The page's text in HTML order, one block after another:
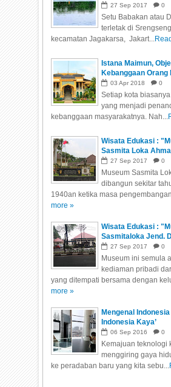
27 Sep 2017 0
Setu Babakan atau
terletak di
kecamatan Jagakarsa, Jakart...
Istana Maimun,
Kebanggaan Orang
03 Apr 2018 0
Setiap kota
yang menjadi
kebanggaan masyarakatnya. Nah...
Wisata Edukasi :
Sasmita Loka
Bisu Peristiwa G 30
27 Sep 2017 0
Museum Sasmita
dibangun sekitar
1940an ketika masa pengembangan
more »
Wisata Edukasi :
Sasmitaloka Jend.
Nasution, Saksi
30 S/PKI"
27 Sep 2017 0
Museum ini semula
kediaman pribadi
yang ditempati bersama dengan
more »
Mengenal Indonesia
Indonesia Kaya’
06 Sep 2016 0
Kemajuan teknologi
menggiring gaya
ke peradaban baru yang kita sebu...